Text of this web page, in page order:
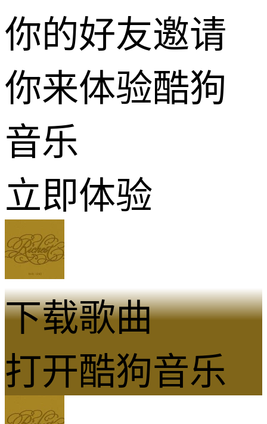
你的好友邀请
你来体验酷狗
音乐
立即体验
下载歌曲
打开酷狗音乐